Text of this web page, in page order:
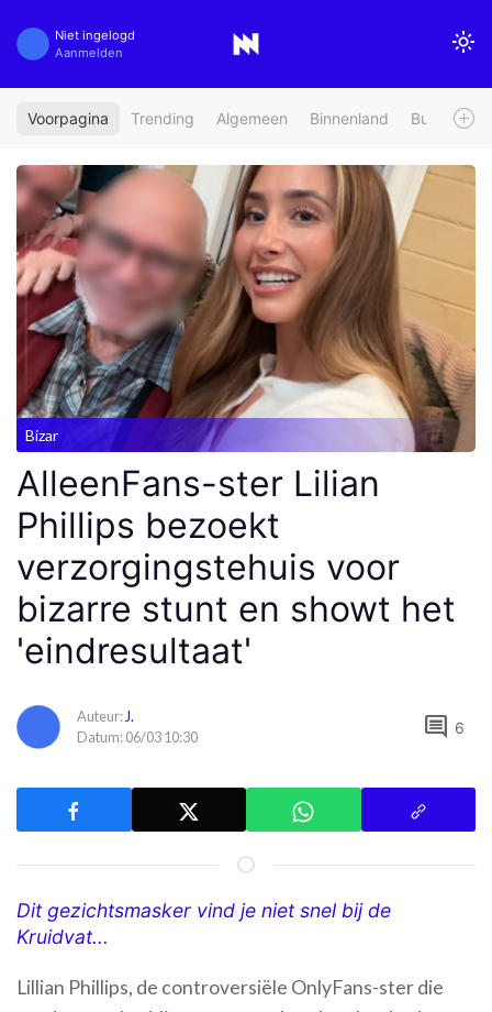
Niet ingelogd
Aanmelden
Voorpagina Trending Algemeen Binnenland Buitenland
Bizar
AlleenFans-ster Lilian
Phillips bezoekt
verzorgingstehuis voor
bizarre stunt en showt het
'eindresultaat'
Auteur:J.
Datum: 06/03 10:30
comment 6
Dit gezichtsmasker vind je niet snel bij de
Kruidvat...
Lillian Phillips, de controversiële OnlyFans-ster die